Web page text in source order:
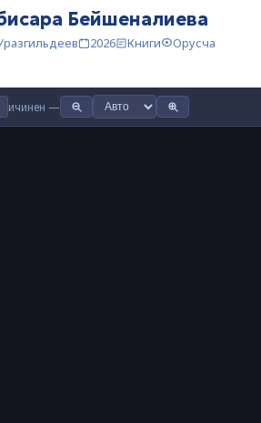
Бейшеналиева
2026 Книги Орусча
ичинен —